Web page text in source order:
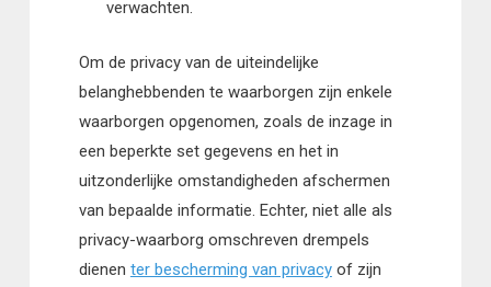
verwachten.
Om de privacy van de uiteindelijke
belanghebbenden te waarborgen zijn enkele
waarborgen opgenomen, zoals de inzage in
een beperkte set gegevens en het in
uitzonderlijke omstandigheden afschermen
van bepaalde informatie. Echter, niet alle als
privacy-waarborg omschreven drempels
dienen ter bescherming van privacyof zijn